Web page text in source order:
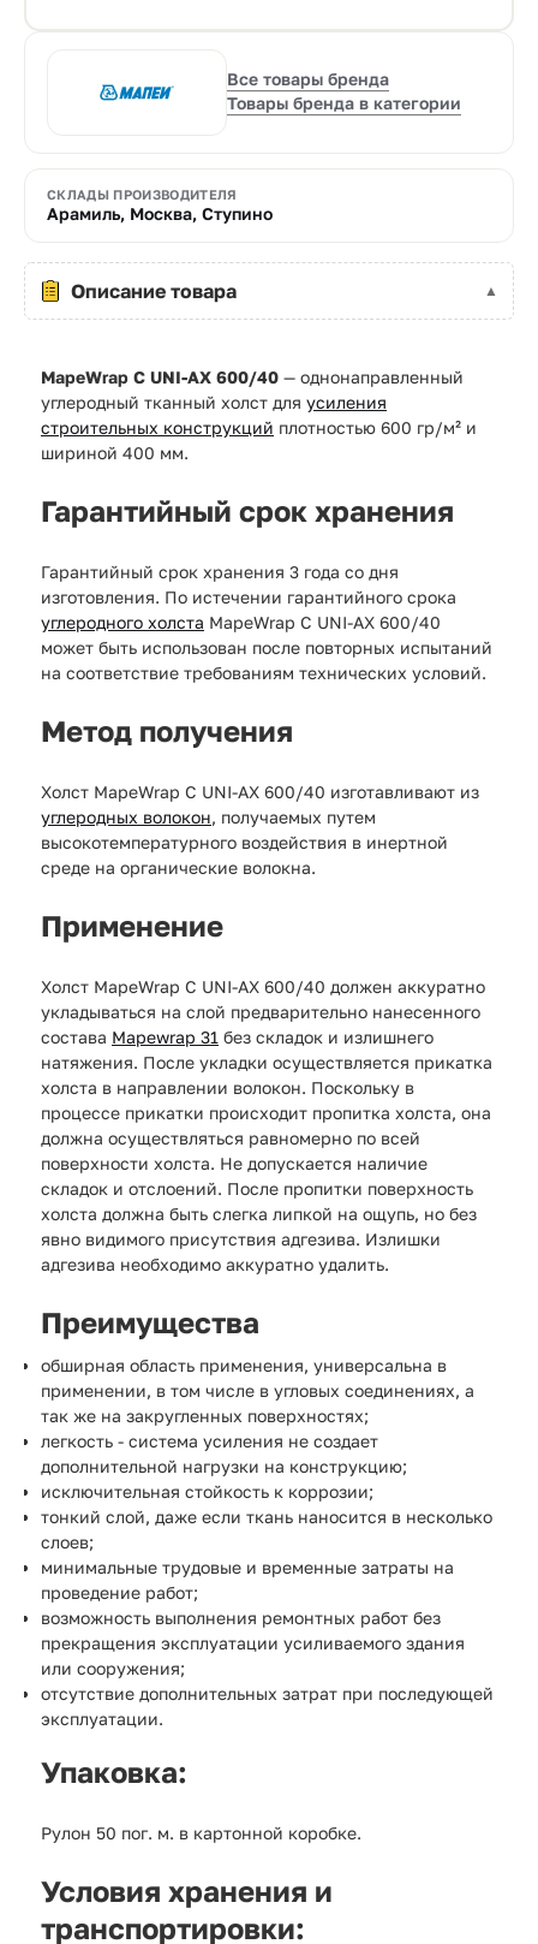
Все товары бренда
Товары бренда в категории
СКЛАДЫ ПРОИЗВОДИТЕЛЯ
Арамиль, Москва, Ступино
Описание товара
MapeWrap C UNI-AX 600/40 — однонаправленный
углеродный тканный холст для усиления
строительных конструкций плотностью 600 гр/м² и
шириной 400 мм.
Гарантийный срок хранения
Гарантийный срок хранения 3 года со дня
изготовления. По истечении гарантийного срока
углеродного холста MapeWrap C UNI-AX 600/40
может быть использован после повторных испытаний
на соответствие требованиям технических условий.
Метод получения
Холст MapeWrap C UNI-AX 600/40 изготавливают из
углеродных волокон, получаемых путем
высокотемпературного воздействия в инертной
среде на органические волокна.
Применение
Холст MapeWrap C UNI-AX 600/40 должен аккуратно
укладываться на слой предварительно нанесенного
состава Mapewrap 31 без складок и излишнего
натяжения. После укладки осуществляется прикатка
холста в направлении волокон. Поскольку в
процессе прикатки происходит пропитка холста, она
должна осуществляться равномерно по всей
поверхности холста. Не допускается наличие
складок и отслоений. После пропитки поверхность
холста должна быть слегка липкой на ощупь, но без
явно видимого присутствия адгезива. Излишки
адгезива необходимо аккуратно удалить.
Преимущества
обширная область применения, универсальна в
применении, в том числе в угловых соединениях, а
так же на закругленных поверхностях;
легкость - система усиления не создает
дополнительной нагрузки на конструкцию;
исключительная стойкость к коррозии;
тонкий слой, даже если ткань наносится в несколько
слоев;
минимальные трудовые и временные затраты на
проведение работ;
возможность выполнения ремонтных работ без
прекращения эксплуатации усиливаемого здания
или сооружения;
отсутствие дополнительных затрат при последующей
эксплуатации.
Упаковка:
Рулон 50 пог. м. в картонной коробке.
Условия хранения и
транспортировки: